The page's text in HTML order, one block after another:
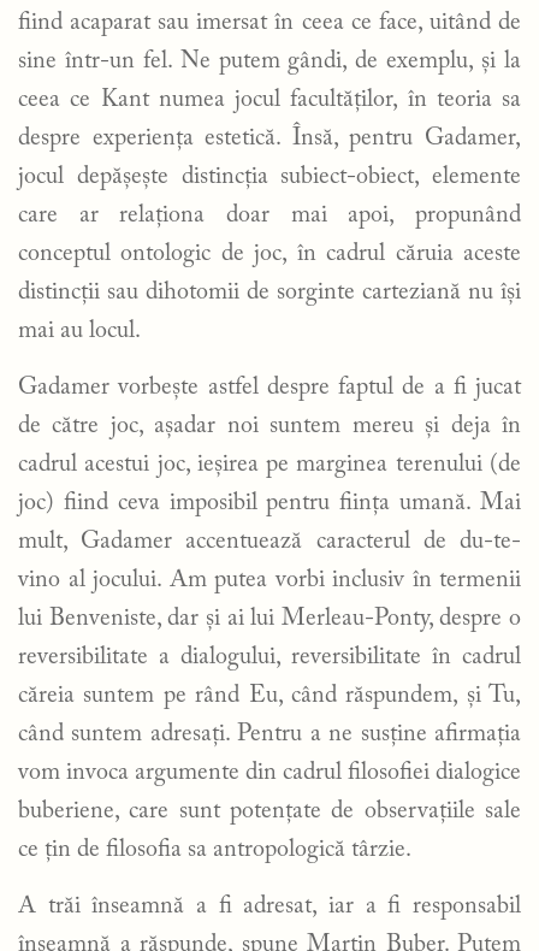
fiind acaparat sau imersat în ceea ce face, uitând de
sine într-un fel. Ne putem gândi, de exemplu, și la
ceea ce Kant numea jocul facultăților, în teoria sa
despre experiența estetică. Însă, pentru Gadamer,
jocul depășește distincția subiect-obiect, elemente
care ar relaționa doar mai apoi, propunând
conceptul ontologic de joc, în cadrul căruia aceste
distincții sau dihotomii de sorginte carteziană nu își
mai au locul.
Gadamer vorbește astfel despre faptul de a fi jucat
de către joc, așadar noi suntem mereu și deja în
cadrul acestui joc, ieșirea pe marginea terenului (de
joc) fiind ceva imposibil pentru ființa umană. Mai
mult, Gadamer accentuează caracterul de du-te-
vino al jocului. Am putea vorbi inclusiv în termenii
lui Benveniste, dar și ai lui Merleau-Ponty, despre o
reversibilitate a dialogului, reversibilitate în cadrul
căreia suntem pe rând Eu, când răspundem, și Tu,
când suntem adresați. Pentru a ne susține afirmația
vom invoca argumente din cadrul filosofiei dialogice
buberiene, care sunt potențate de observațiile sale
ce țin de filosofia sa antropologică târzie.
A trăi înseamnă a fi adresat, iar a fi responsabil
înseamnă a răspunde, spune Martin Buber. Putem